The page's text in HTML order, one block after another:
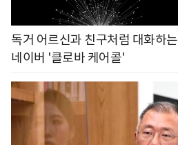
독거 어르신과 친구처럼 대화하는
네이버 '클로바 케어콜'